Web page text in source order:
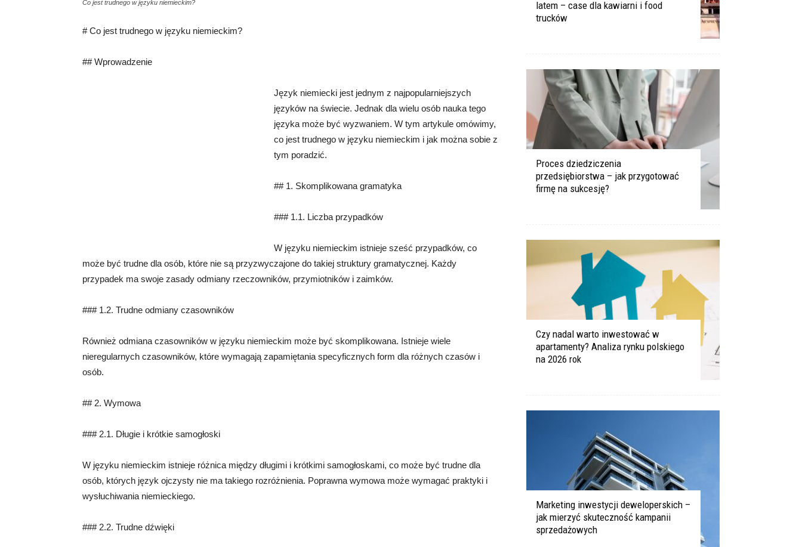
Co jest trudnego w języku niemieckim?
# Co jest trudnego w języku niemieckim?
## Wprowadzenie
Język niemiecki jest jednym z najpopularniejszych
języków na świecie. Jednak dla wielu osób nauka tego
języka może być wyzwaniem. W tym artykule omówimy,
co jest trudnego w języku niemieckim i jak można sobie z
tym poradzić.
## 1. Skomplikowana gramatyka
### 1.1. Liczba przypadków
W języku niemieckim istnieje sześć przypadków, co
może być trudne dla osób, które nie są przyzwyczajone do takiej struktury gramatycznej. Każdy
przypadek ma swoje zasady odmiany rzeczowników, przymiotników i zaimków.
### 1.2. Trudne odmiany czasowników
Również odmiana czasowników w języku niemieckim może być skomplikowana. Istnieje wiele
nieregularnych czasowników, które wymagają zapamiętania specyficznych form dla różnych czasów i
osób.
## 2. Wymowa
### 2.1. Długie i krótkie samogłoski
W języku niemieckim istnieje różnica między długimi i krótkimi samogłoskami, co może być trudne dla
osób, których język ojczysty nie ma takiego rozróżnienia. Poprawna wymowa może wymagać praktyki i
wysłuchiwania niemieckiego.
### 2.2. Trudne dźwięki
latem – case dla kawiarni i food
trucków
Proces dziedziczenia
przedsiębiorstwa – jak przygotować
firmę na sukcesję?
Czy nadal warto inwestować w
apartamenty? Analiza rynku polskiego
na 2026 rok
Marketing inwestycji deweloperskich –
jak mierzyć skuteczność kampanii
sprzedażowych